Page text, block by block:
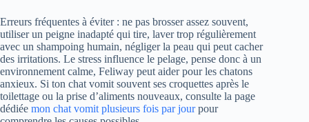
Erreurs fréquentes à éviter : ne pas brosser assez souvent,
utiliser un peigne inadapté qui tire, laver trop régulièrement
avec un shampoing humain, négliger la peau qui peut cacher
des irritations. Le stress influence le pelage, pense donc à un
environnement calme, Feliway peut aider pour les chatons
anxieux. Si ton chat vomit souvent ses croquettes après le
toilettage ou la prise d’aliments nouveaux, consulte la page
dédiée mon chat vomit plusieurs fois par jourpour